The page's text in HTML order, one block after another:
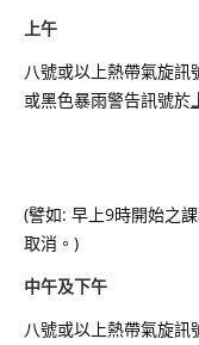
上午
八號或以上熱帶氣旋訊
或黑色暴雨警告訊號於
(譬如: 早上9時開始之
取消。)
中午及下午
八號或以上熱帶氣旋訊